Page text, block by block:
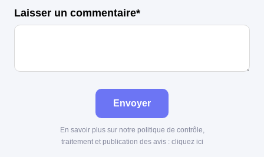
Laisser un commentaire*
Envoyer
En savoir plus sur notre politique de contrôle,
traitement et publication des avis : cliquez ici